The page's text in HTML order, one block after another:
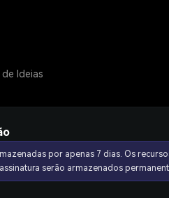
de Ideias
por apenas 7 dias. Os
serão armazenados